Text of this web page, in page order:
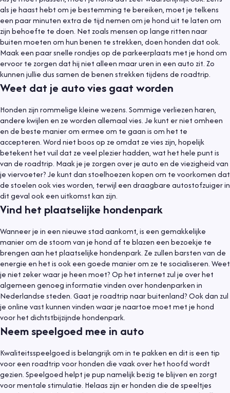
als je haast hebt om je bestemming te bereiken, moet je telkens
een paar minuten extra de tijd nemen om je hond uit te laten om
zijn behoefte te doen. Net zoals mensen op lange ritten naar
buiten moeten om hun benen te strekken, doen honden dat ook.
Maak een paar snelle rondjes op de parkeerplaats met je hond om
ervoor te zorgen dat hij niet alleen maar uren in een auto zit. Zo
kunnen jullie dus samen de benen strekken tijdens de roadtrip.
Weet dat je auto vies gaat worden
Honden zijn rommelige kleine wezens. Sommige verliezen haren,
andere kwijlen en ze worden allemaal vies. Je kunt er niet omheen
en de beste manier om ermee om te gaan is om het te
accepteren. Word niet boos op ze omdat ze vies zijn, hopelijk
betekent het vuil dat ze veel plezier hadden, wat het hele punt is
van de roadtrip. Maak je je zorgen over je auto en de viezigheid van
je viervoeter? Je kunt dan stoelhoezen kopen om te voorkomen dat
de stoelen ook vies worden, terwijl een draagbare autostofzuiger in
dit geval ook een uitkomst kan zijn.
Vind het plaatselijke hondenpark
Wanneer je in een nieuwe stad aankomt, is een gemakkelijke
manier om de stoom van je hond af te blazen een bezoekje te
brengen aan het plaatselijke hondenpark. Ze zullen barsten van de
energie en het is ook een goede manier om ze te socialiseren. Weet
je niet zeker waar je heen moet? Op het internet zul je over het
algemeen genoeg informatie vinden over hondenparken in
Nederlandse steden. Gaat je roadtrip naar buitenland? Ook dan zul
je online vast kunnen vinden waar je naartoe moet met je hond
voor het dichtstbijzijnde hondenpark.
Neem speelgoed mee in auto
Kwaliteitsspeelgoed is belangrijk om in te pakken en dit is een tip
voor een roadtrip voor honden die vaak over het hoofd wordt
gezien. Speelgoed helpt je pup namelijk bezig te blijven en zorgt
voor mentale stimulatie. Helaas zijn er honden die de speeltjes